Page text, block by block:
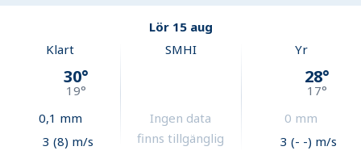
Lör 15 aug
Klart
30°
19°
0,1 mm
3 (8) m/s
SMHI
Ingen data
finns tillgänglig
Yr
28°
17°
0 mm
3 (- -) m/s